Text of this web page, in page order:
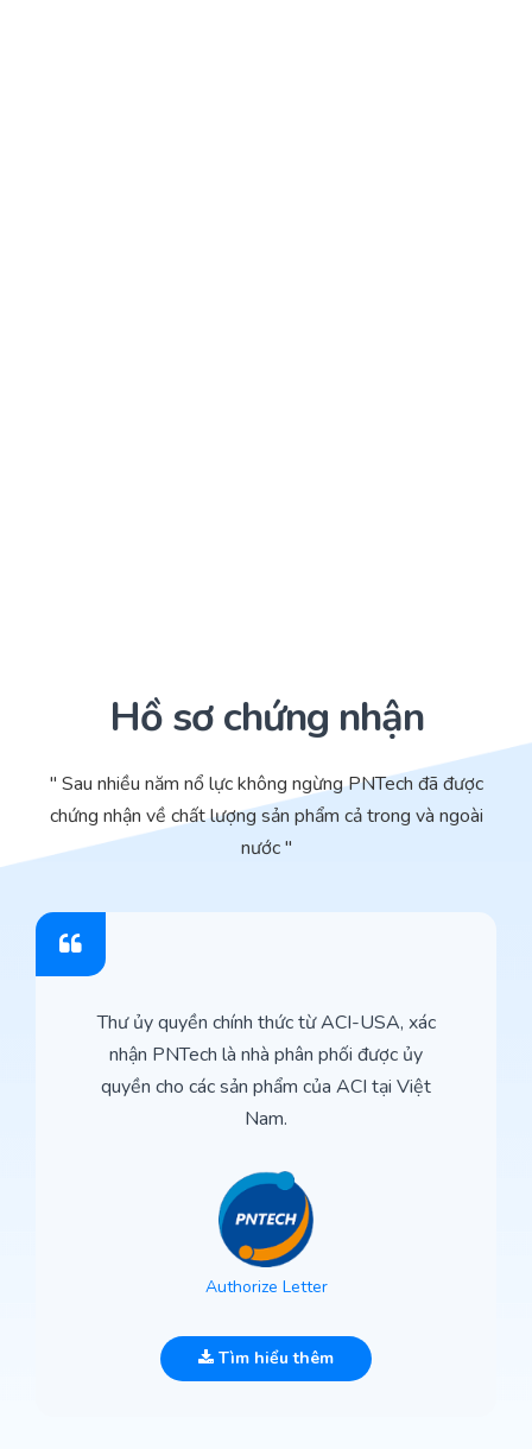
Hồ sơ chứng nhận
" Sau nhiều năm nổ lực không ngừng PNTech đã được
chứng nhận về chất lượng sản phẩm cả trong và ngoài
nước "
Thư ủy quyền chính thức từ ACI-USA, xác
nhận PNTech là nhà phân phối được ủy
quyền cho các sản phẩm của ACI tại Việt
Nam.
Authorize Letter
Tìm hiểu thêm